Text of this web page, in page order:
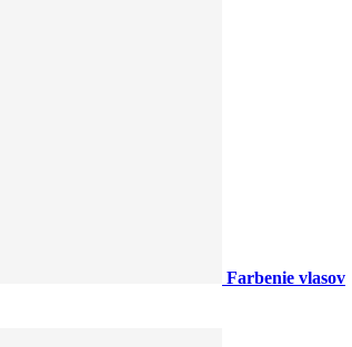
Farbenie vlasov